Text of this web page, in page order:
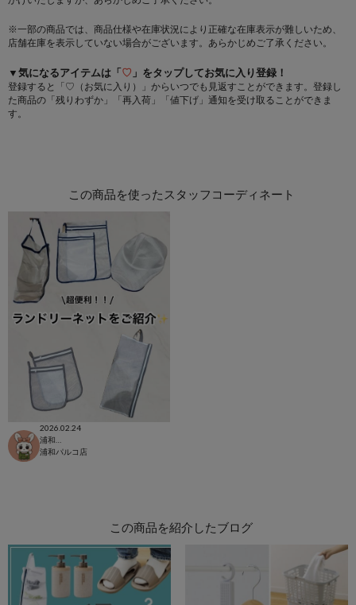
※一部の商品では、商品仕様や在庫状況により正確な在庫表示が難しいため、
店舗在庫を表示していない場合がございます。あらかじめご了承ください。
▼気になるアイテムは「♡ 」をタップしてお気に入り登録！
登録すると「♡（お気に入り）」からいつでも見返すことができます。登録し
た商品の「残りわずか」「再入荷」「値下げ」通知を受け取ることができま
す。
この商品を使ったスタッフコーディネート
2026.02.24
浦和パルコ店
この商品を紹介したブログ